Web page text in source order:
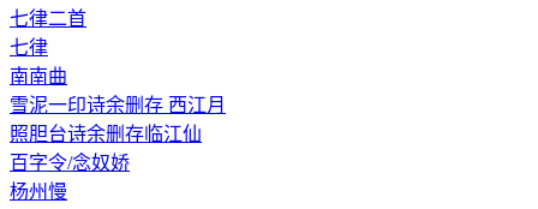
七律二首
七律
南南曲
雪泥一印诗余删存 西江月
照胆台诗余删存临江仙
百字令/念奴娇
杨州慢